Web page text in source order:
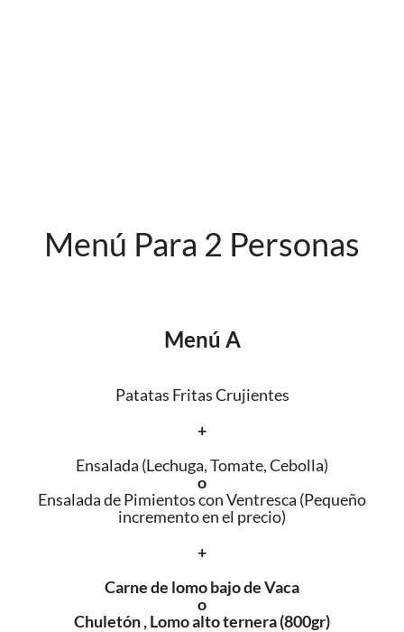
Menú Para 2 Personas
Menú A
Patatas Fritas Crujientes
+
Ensalada (Lechuga, Tomate, Cebolla)
o
Ensalada de Pimientos con Ventresca (Pequeño
incremento en el precio)
+
Carne de lomo bajo de Vaca
o
Chuletón , Lomo alto ternera (800gr)